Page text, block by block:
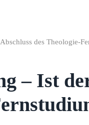
des Theologie-
– Ist